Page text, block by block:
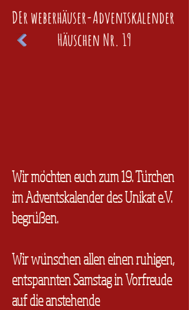
DEr weberhäuser-Adventskalender
Häuschen Nr. 19
Wir möchten euch zum 19. Türchen
im Adventskalender des Unikat e.V.
begrüßen.
Wir wünschen allen einen ruhigen,
entspannten Samstag in Vorfreude
auf die anstehende